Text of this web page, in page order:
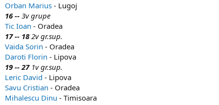
Orban Marius - Lugoj
16 -- 3v grupe
Tic Ioan - Oradea
17 -- 182v gr.sup.
Vaida Sorin - Oradea
Daroti Florin - Lipova
19 -- 271v gr.sup.
Leric David - Lipova
Savu Cristian - Oradea
Mihalescu Dinu - Timisoara